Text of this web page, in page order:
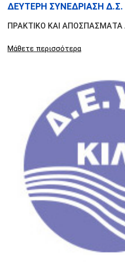
ΔΕΥΤΕΡΗ ΣΥΝΕΔΡΙΑΣΗ Δ.Σ.
ΠΡΑΚΤΙΚΟ ΚΑΙ
Μάθετε περισσότερα